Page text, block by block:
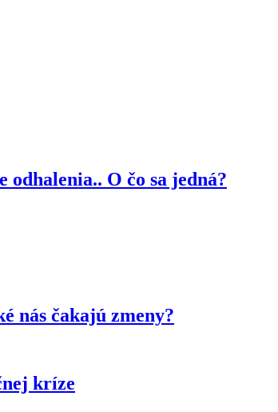
O čo sa jedná?
nás čakajú zmeny?
kríze